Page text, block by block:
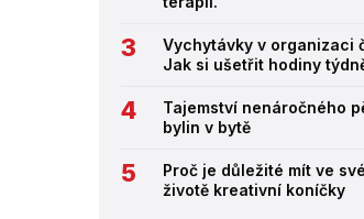
Vychytávky v organizaci
Jak si ušetřit hodiny
Tajemství nenáročného
bylin v bytě
Proč je důležité mít ve
životě kreativní koníčky